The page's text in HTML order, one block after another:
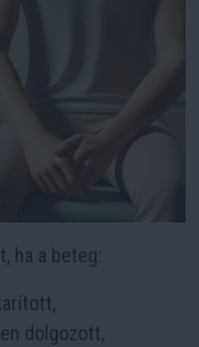
ha a beteg:
dolgozott,